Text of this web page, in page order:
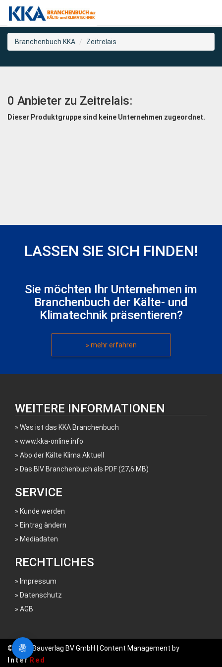
Branchenbuch KKA Zeitrelais
0 Anbieter zu Zeitrelais:
Dieser Produktgruppe sind keine Unternehmen zugeordnet.
LASSEN SIE SICH FINDEN!
Sie möchten Ihr Unternehmen im
Branchenbuch der Kälte- und
Klimatechnik präsentieren?
» mehr erfahren
WEITERE INFORMATIONEN
Was ist das KKA Branchenbuch
www.kka-online.info
Abo der Kälte Klima Aktuell
Das BIV Branchenbuch als PDF (27,6 MB)
SERVICE
Kunde werden
Eintrag ändern
Mediadaten
RECHTLICHES
Impressum
Datenschutz
AGB
© 2017 Bauverlag BV GmbH | Content Management by
Inter Red